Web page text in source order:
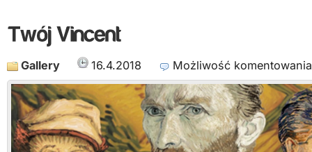
Gallery 16.4.2018 Możliwość